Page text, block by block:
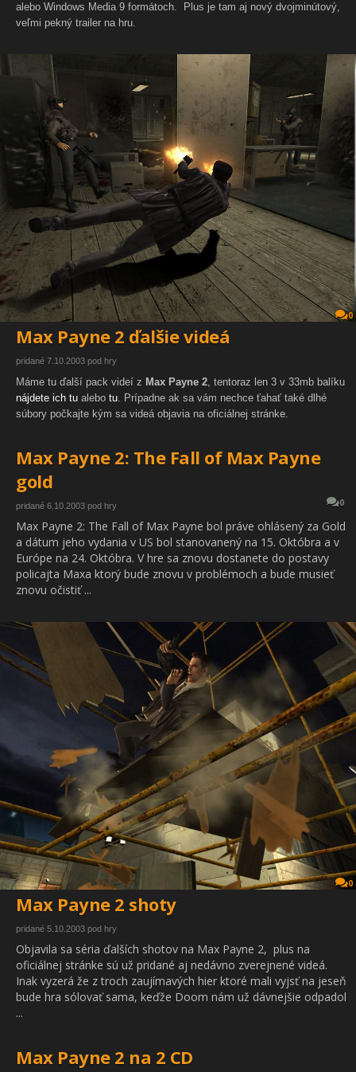
alebo Windows Media 9 formátoch. Plus je tam aj nový dvojminútový,
veľmi pekný trailer na hru.
0
Max Payne 2 ďalšie videá
pridané 7.10.2003 pod hry
Máme tu ďalší pack videí z Max Payne 2, tentoraz len 3 v 33mb balíku
nájdete ich tu alebo tu. Prípadne ak sa vám nechce ťahať také dlhé
súbory počkajte kým sa videá objavia na oficiálnej stránke.
Max Payne 2: The Fall of Max Payne
gold
0
pridané 6.10.2003 pod hry
Max Payne 2: The Fall of Max Payne bol práve ohlásený za Gold
a dátum jeho vydania v US bol stanovanený na 15. Októbra a v
Európe na 24. Októbra. V hre sa znovu dostanete do postavy
policajta Maxa ktorý bude znovu v problémoch a bude musieť
znovu očistiť ...
0
Max Payne 2 shoty
pridané 5.10.2003 pod hry
Objavila sa séria ďalších shotov na Max Payne 2, plus na
oficiálnej stránke sú už pridané aj nedávno zverejnené videá.
Inak vyzerá že z troch zaujímavých hier ktoré mali vyjsť na jeseň
bude hra sólovať sama, keďže Doom nám už dávnejšie odpadol
...
Max Payne 2 na 2 CD